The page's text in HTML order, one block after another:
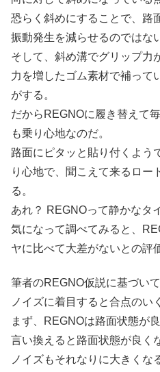
恐らく斜めにすることで、路
振動発生を減らせるのではな
そして、斜め溝でグリップ力
力を増したゴム素材で補って
がする。
だからREGNOに履き替えて
も乗り心地なのだ。
路面にピタッと貼り付くよう
り心地で、聞こえて来るロー
る。
あれ？ REGNOって静かなタ
気になって調べてみると、
ヤに比べて大差がないとの評
筆者のREGNO仮説に基づい
ノイズに着目すると合点のい
まず、REGNOは路面状態が
言い換えると路面状態が良く
ノイズもそれなりに大きくな